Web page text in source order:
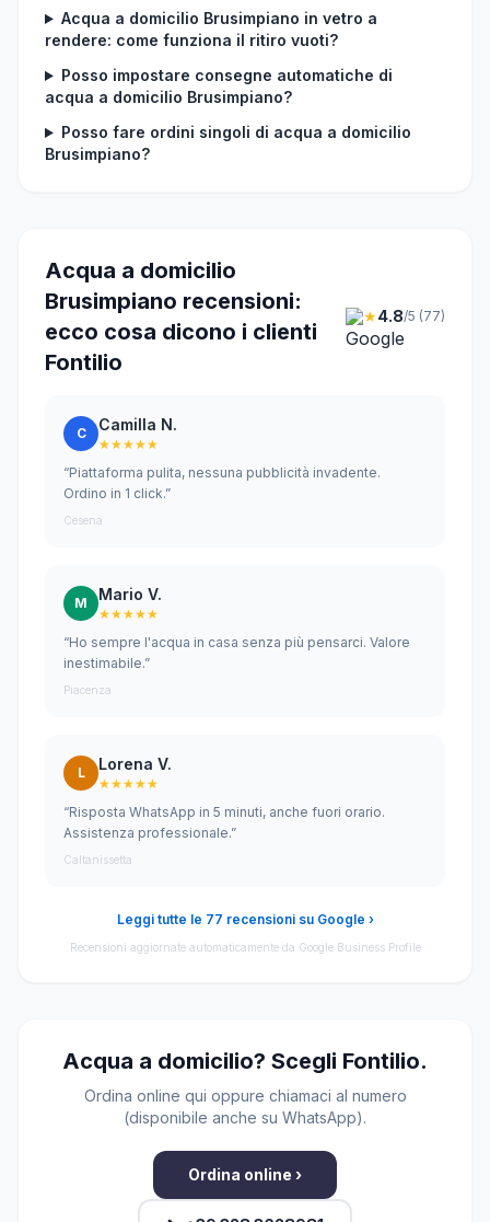
Acqua a domicilio Brusimpiano in vetro a
rendere: come funziona il ritiro vuoti?
Posso impostare consegne automatiche di
acqua a domicilio Brusimpiano?
Posso fare ordini singoli di acqua a domicilio
Brusimpiano?
Acqua a domicilio
Brusimpiano recensioni:
ecco cosa dicono i clienti
Fontilio
★4.8/5 (77)
C Camilla N.
★★★★★
“Piattaforma pulita, nessuna pubblicità invadente.
Ordino in 1 click.”
Cesena
M Mario V.
★★★★★
“Ho sempre l'acqua in casa senza più pensarci. Valore
inestimabile.”
Piacenza
L Lorena V.
★★★★★
“Risposta WhatsApp in 5 minuti, anche fuori orario.
Assistenza professionale.”
Caltanissetta
Leggi tutte le 77 recensioni su Google ›
Recensioni aggiornate automaticamente da Google Business Profile
Acqua a domicilio? Scegli Fontilio.
Ordina online qui oppure chiamaci al numero
(disponibile anche su WhatsApp).
Ordina online ›